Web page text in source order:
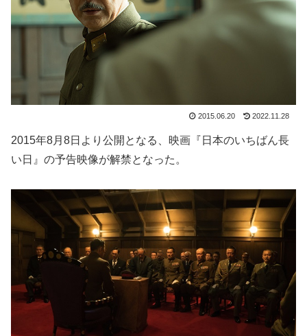
2015.06.20 2022.11.28
2015年8月8日より公開となる、映画『日本のいちばん長
い日』の予告映像が解禁となった。